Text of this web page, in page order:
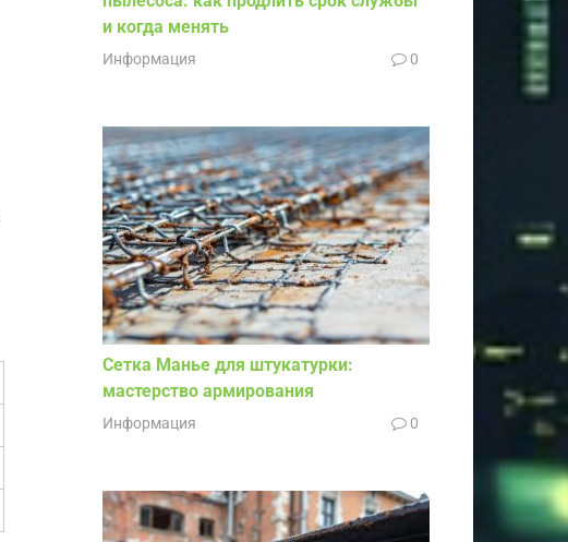
и когда менять
Информация 0
Сетка Манье для штукатурки:
мастерство армирования
Информация 0